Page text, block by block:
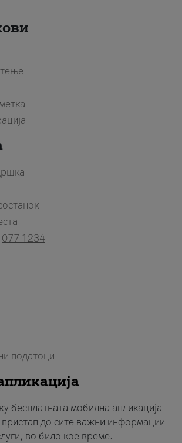
077 1234
податоци
бесплатната мобилна апликација
пристап до сите важни информации
во било кое време.